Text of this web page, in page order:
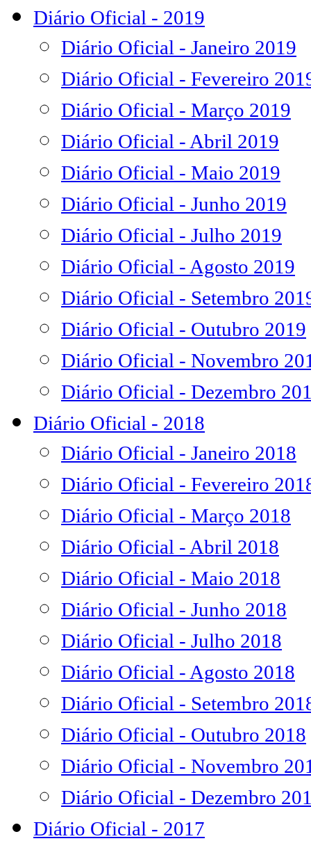
Diário Oficial - 2019
Diário Oficial - Janeiro 2019
Diário Oficial - Fevereiro
Diário Oficial - Março 2019
Diário Oficial - Abril 2019
Diário Oficial - Maio 2019
Diário Oficial - Junho 2019
Diário Oficial - Julho 2019
Diário Oficial - Agosto 2019
Diário Oficial - Setembro
Diário Oficial - Outubro 2019
Diário Oficial - Novembro
Diário Oficial - Dezembro
Diário Oficial - 2018
Diário Oficial - Janeiro 2018
Diário Oficial - Fevereiro
Diário Oficial - Março 2018
Diário Oficial - Abril 2018
Diário Oficial - Maio 2018
Diário Oficial - Junho 2018
Diário Oficial - Julho 2018
Diário Oficial - Agosto 2018
Diário Oficial - Setembro
Diário Oficial - Outubro 2018
Diário Oficial - Novembro
Diário Oficial - Dezembro
Diário Oficial - 2017